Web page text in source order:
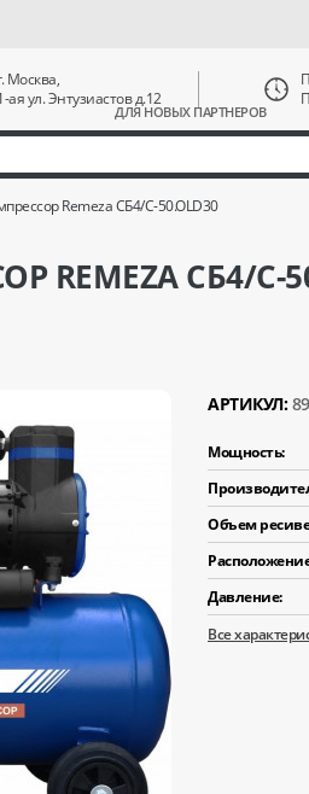
ДЛЯ НОВЫХ ПАРТНЕРОВ
Москва,
ая ул. Энтузиастов д.12
Remeza СБ4/C-50.OLD30
СБ4/C-
АРТИКУЛ:
Мощность:
Объем
Давление:
Все